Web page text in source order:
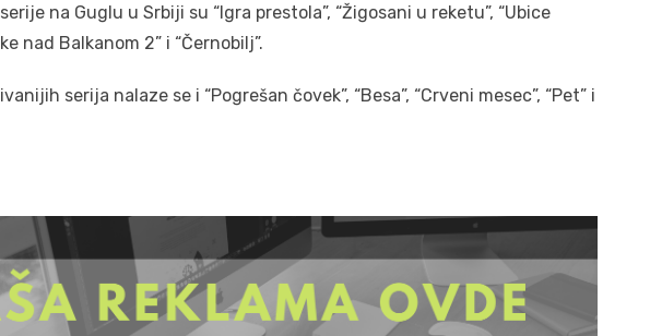
na Guglu u Srbiji su “Igra prestola”, “Žigosani u reketu”, “Ubice
nad Balkanom 2” i “Černobilj”.
serija nalaze se i “Pogrešan čovek”, “Besa”, “Crveni mesec”, “Pet” i